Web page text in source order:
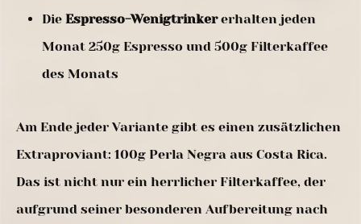
Die Espresso-Wenigtrinkererhalten jeden
Monat 250g Espresso und 500g Filterkaffee
des Monats
Am Ende jeder Variante gibt es einen zusätzlichen
Extraproviant: 100g Perla Negra aus Costa Rica.
Das ist nicht nur ein herrlicher Filterkaffee, der
aufgrund seiner besonderen Aufbereitung nach